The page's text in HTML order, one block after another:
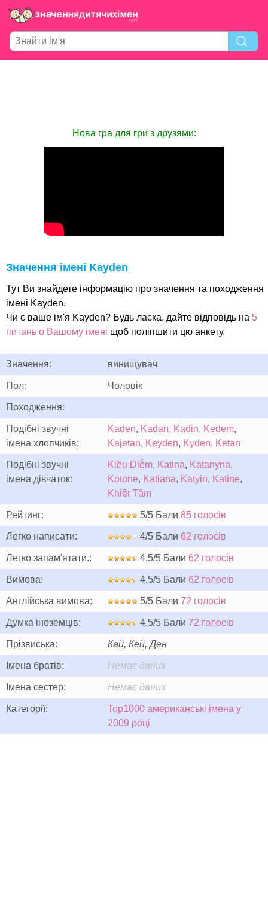
Нова гра для гри з друзями:
Значення імені Kayden
Тут Ви знайдете інформацію про значення та походження
імені Kayden.
Чи є ваше ім'я Kayden? Будь ласка, дайте відповідь на 5
питань о Вашому імені щоб поліпшити цю анкету.
Значення: винищувач
Пол: Чоловік
Походження:
Подібні звучні
імена хлопчиків:
Kaden, Kadan, Kadin, Kedem,
Kajetan, Keyden, Kyden, Ketan
Подібні звучні
імена дівчаток:
Kiều Diễm, Katina, Katanyna,
Kotone, Katiana, Katyin, Katine,
Khiết Tâm
Рейтинг: 5/5 Бали 85 голосів
Легко написати: 4/5 Бали 62 голосів
Легко запам'ятати.: 4.5/5 Бали 62 голосів
Вимова: 4.5/5 Бали 62 голосів
Англійська вимова: 5/5 Бали 72 голосів
Думка іноземців: 4.5/5 Бали 72 голосів
Прізвиська: Кай, Кей, Ден
Імена братів: Немає даних
Імена сестер: Немає даних
Категорії:
Top1000 американські імена у
2009 році